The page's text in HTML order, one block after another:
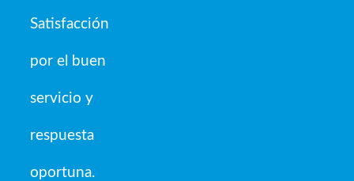
Satisfacción
por el buen
servicio y
respuesta
oportuna.